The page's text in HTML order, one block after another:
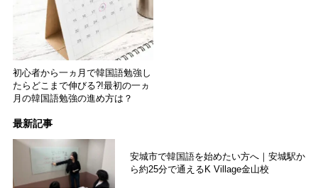
初心者から一ヵ月で韓国語勉強し
たらどこまで伸びる?!最初の一ヵ
月の韓国語勉強の進め方は？
最新記事
安城市で韓国語を始めたい方へ｜安城駅か
ら約25分で通えるK Village金山校